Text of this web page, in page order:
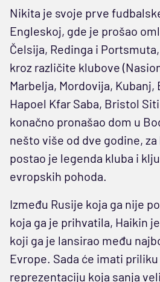
Nikita je svoje prve
Engleskoj, gde je prošao
Čelsija, Redinga i
kroz različite klubove
Marbelja, Mordovija, Kubanj,
Hapoel Kfar Saba, Bristol
konačno pronašao dom u
nešto više od dve godine,
postao je legenda kluba i
evropskih pohoda.
Između Rusije koja ga nije
koja ga je prihvatila, Haikin
koji ga je lansirao među
Evrope. Sada će imati
reprezentaciju koja sanja